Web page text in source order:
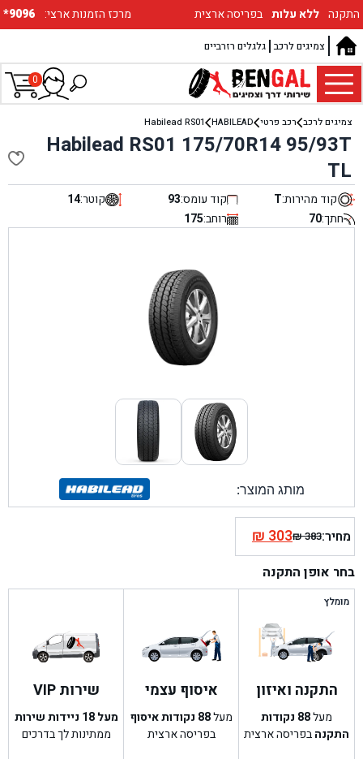
*9096 :מרכז הזמנות ארצי התקנה ללא עלות בפריסה ארצית
גלגלים רזרביים צמיגים לרכב
0
צמיגים לרכב רכב פרטי HABILEAD
Habilead RS01
Habilead RS01 175/70R14 95/93T
TL
קוד מהירות:T קוד עומס:93 קוטר:14
חתך:70 רוחב:175
מותג המוצר:
מחיר: ₪383
המחיר
המקורי
היה:
₪303המחיר
הנוכחי
הוא:
בחר אופן התקנה
מומלץ
התקנה ואיזון
מעל88 נקודות
התקנהבפריסה ארצית
איסוף עצמי
מעל88 נקודות איסוף
בפריסה ארצית
שירות VIP
מעל 18 ניידות שירות
ממתינות לך בדרכים